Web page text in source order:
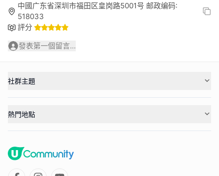
中國广东省深圳市福田区皇岗路5001号 邮政编码:
518033
評分
發表第一個留言...
社群主題
熱門地點